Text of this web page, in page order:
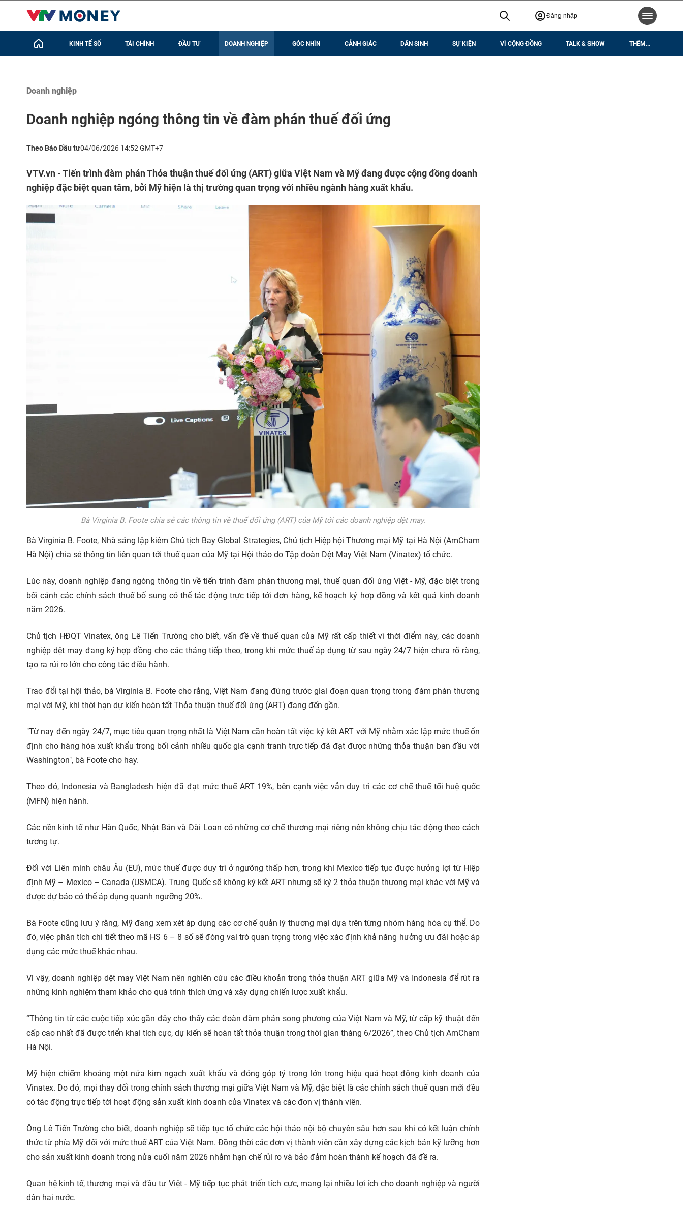
Đăng nhập
KINH TẾ SỐ TÀI CHÍNH ĐẦU TƯ DOANH NGHIỆP GÓC NHÌN CẢNH GIÁC DÂN SINH SỰ KIỆN VÌ CỘNG ĐỒNG TALK & SHOW THÊM...
Doanh nghiệp
Doanh nghiệp ngóng thông tin về đàm phán thuế đối ứng
Theo Báo Đầu tư04/06/2026 14:52 GMT+7
VTV.vn - Tiến trình đàm phán Thỏa thuận thuế đối ứng (ART) giữa Việt Nam và Mỹ đang được cộng đồng doanh
nghiệp đặc biệt quan tâm, bởi Mỹ hiện là thị trường quan trọng với nhiều ngành hàng xuất khẩu.
Bà Virginia B. Foote chia sẻ các thông tin về thuế đối ứng (ART) của Mỹ tới các doanh nghiệp dệt may.
Bà Virginia B. Foote, Nhà sáng lập kiêm Chủ tịch Bay Global Strategies, Chủ tịch Hiệp hội Thương mại Mỹ tại Hà Nội (AmCham
Hà Nội) chia sẻ thông tin liên quan tới thuế quan của Mỹ tại Hội thảo do Tập đoàn Dệt May Việt Nam (Vinatex) tổ chức.
Lúc này, doanh nghiệp đang ngóng thông tin về tiến trình đàm phán thương mại, thuế quan đối ứng Việt - Mỹ, đặc biệt trong
bối cảnh các chính sách thuế bổ sung có thể tác động trực tiếp tới đơn hàng, kế hoạch ký hợp đồng và kết quả kinh doanh
năm 2026.
Chủ tịch HĐQT Vinatex, ông Lê Tiến Trường cho biết, vấn đề về thuế quan của Mỹ rất cấp thiết vì thời điểm này, các doanh
nghiệp dệt may đang ký hợp đồng cho các tháng tiếp theo, trong khi mức thuế áp dụng từ sau ngày 24/7 hiện chưa rõ ràng,
tạo ra rủi ro lớn cho công tác điều hành.
Trao đổi tại hội thảo, bà Virginia B. Foote cho rằng, Việt Nam đang đứng trước giai đoạn quan trọng trong đàm phán thương
mại với Mỹ, khi thời hạn dự kiến hoàn tất Thỏa thuận thuế đối ứng (ART) đang đến gần.
"Từ nay đến ngày 24/7, mục tiêu quan trọng nhất là Việt Nam cần hoàn tất việc ký kết ART với Mỹ nhằm xác lập mức thuế ổn
định cho hàng hóa xuất khẩu trong bối cảnh nhiều quốc gia cạnh tranh trực tiếp đã đạt được những thỏa thuận ban đầu với
Washington", bà Foote cho hay.
Theo đó, Indonesia và Bangladesh hiện đã đạt mức thuế ART 19%, bên cạnh việc vẫn duy trì các cơ chế thuế tối huệ quốc
(MFN) hiện hành.
Các nền kinh tế như Hàn Quốc, Nhật Bản và Đài Loan có những cơ chế thương mại riêng nên không chịu tác động theo cách
tương tự.
Đối với Liên minh châu Âu (EU), mức thuế được duy trì ở ngưỡng thấp hơn, trong khi Mexico tiếp tục được hưởng lợi từ Hiệp
định Mỹ – Mexico – Canada (USMCA). Trung Quốc sẽ không ký kết ART nhưng sẽ ký 2 thỏa thuận thương mại khác với Mỹ và
được dự báo có thể áp dụng quanh ngưỡng 20%.
Bà Foote cũng lưu ý rằng, Mỹ đang xem xét áp dụng các cơ chế quản lý thương mại dựa trên từng nhóm hàng hóa cụ thể. Do
đó, việc phân tích chi tiết theo mã HS 6 – 8 số sẽ đóng vai trò quan trọng trong việc xác định khả năng hưởng ưu đãi hoặc áp
dụng các mức thuế khác nhau.
Vì vậy, doanh nghiệp dệt may Việt Nam nên nghiên cứu các điều khoản trong thỏa thuận ART giữa Mỹ và Indonesia để rút ra
những kinh nghiệm tham khảo cho quá trình thích ứng và xây dựng chiến lược xuất khẩu.
“Thông tin từ các cuộc tiếp xúc gần đây cho thấy các đoàn đàm phán song phương của Việt Nam và Mỹ, từ cấp kỹ thuật đến
cấp cao nhất đã được triển khai tích cực, dự kiến sẽ hoàn tất thỏa thuận trong thời gian tháng 6/2026”, theo Chủ tịch AmCham
Hà Nội.
Mỹ hiện chiếm khoảng một nửa kim ngạch xuất khẩu và đóng góp tỷ trọng lớn trong hiệu quả hoạt động kinh doanh của
Vinatex. Do đó, mọi thay đổi trong chính sách thương mại giữa Việt Nam và Mỹ, đặc biệt là các chính sách thuế quan mới đều
có tác động trực tiếp tới hoạt động sản xuất kinh doanh của Vinatex và các đơn vị thành viên.
Ông Lê Tiến Trường cho biết, doanh nghiệp sẽ tiếp tục tổ chức các hội thảo nội bộ chuyên sâu hơn sau khi có kết luận chính
thức từ phía Mỹ đối với mức thuế ART của Việt Nam. Đồng thời các đơn vị thành viên cần xây dựng các kịch bản kỹ lưỡng hơn
cho sản xuất kinh doanh trong nửa cuối năm 2026 nhằm hạn chế rủi ro và bảo đảm hoàn thành kế hoạch đã đề ra.
Quan hệ kinh tế, thương mại và đầu tư Việt - Mỹ tiếp tục phát triển tích cực, mang lại nhiều lợi ích cho doanh nghiệp và người
dân hai nước.